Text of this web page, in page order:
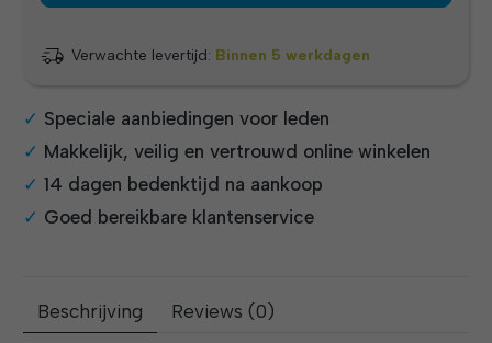
Verwachte levertijd: Binnen 5 werkdagen
Speciale aanbiedingen voor leden
Makkelijk, veilig en vertrouwd online winkelen
14 dagen bedenktijd na aankoop
Goed bereikbare klantenservice
Beschrijving Reviews (0)